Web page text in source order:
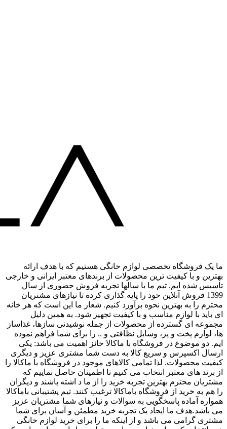
ما یک فروشگاه تخصصی لوازم خانگی هستیم که با هدف ارائه
بهترین و با کیفیت ترین محصولات از برندهای معتبر ایرانی و خارجی
تاسیس شده ایم. تیم ما با سالها تجربه فروش حضوری از سال
1399 فروش آنلاین خود را پایه گذاری کرده تا نیازهای مشتریان
محترم را به بهترین نحوه برآورد کنیم. شعار ما این است که هر خانه
ای باید با لوازم مناسب و با کیفیت تجهیز شود. به همین دلیل
مجموعه ای گسترده از محصولات از جمله نوشیدنی سازها، غذاساز
ها، لوازم پخت و پز، وسایل نظافتی و .. را برای شما فراهم نموده
ایم. دو موضوع در فروشگاه با ماکالا حائز اهمیت می باشد: یکی
ارسال اکسپرس و سریع کالا به دست شما مشتری عزیز و دیگری
کیفیت محصولات. لذا تمامی کالاهای موجود در فروشگاه با ماکالا را
از برند های معتبر انتخاب می کنیم تا اطمینان حاصل نماییم که
مشتریان محترم بهترین تجربه خرید را از ما د اشته باشند و دیگران
را هم به خرید از فروشگاه باماکالا ترغیب کنند. تیم پشتیبانی باماکالا
همواره آماده پاسخگویی به سوالات و نیازهای شما مشتریان عزیز
می باشد.هدف ما ایجاد یک تجربه خرید مطمئن و آسان برای شما
مشتری گرامی می باشد و از اینکه ما را برای خرید لوازم خانگی